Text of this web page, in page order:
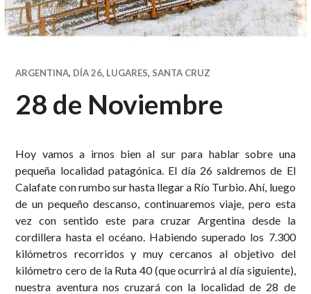
ARGENTINA, DÍA 26, LUGARES, SANTA CRUZ
28 de Noviembre
Hoy vamos a irnos bien al sur para hablar sobre una
pequeña localidad patagónica. El día 26 saldremos de El
Calafate con rumbo sur hasta llegar a Río Turbio. Ahí, luego
de un pequeño descanso, continuaremos viaje, pero esta
vez con sentido este para cruzar Argentina desde la
cordillera hasta el océano. Habiendo superado los 7.300
kilómetros recorridos y muy cercanos al objetivo del
kilómetro cero de la Ruta 40 (que ocurrirá al día siguiente),
nuestra aventura nos cruzará con la localidad de 28 de